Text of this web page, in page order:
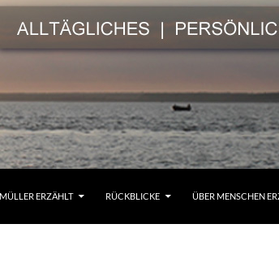
ERZÄHLT RÜCKBLICKE ÜBER MENSCHEN